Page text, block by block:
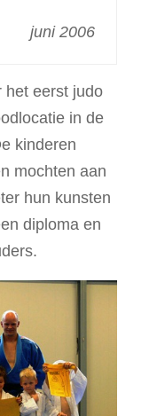
juni 2006
het eerst judo
in de
kinderen
mochten aan
hun kunsten
diploma en